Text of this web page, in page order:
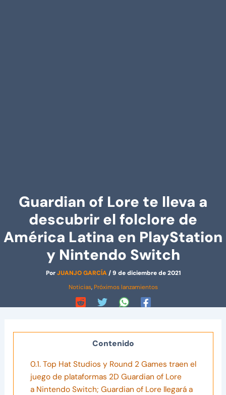
Guardian of Lore te lleva a
descubrir el folclore de
América Latina en PlayStation
y Nintendo Switch
PorJUANJO GARCÍA/9 de diciembre de 2021
Noticias, Próximos lanzamientos
Contenido
0.1.Top Hat Studios y Round 2 Games traen el
juego de plataformas 2D Guardian of Lore
a Nintendo Switch; Guardian of Lore llegará a